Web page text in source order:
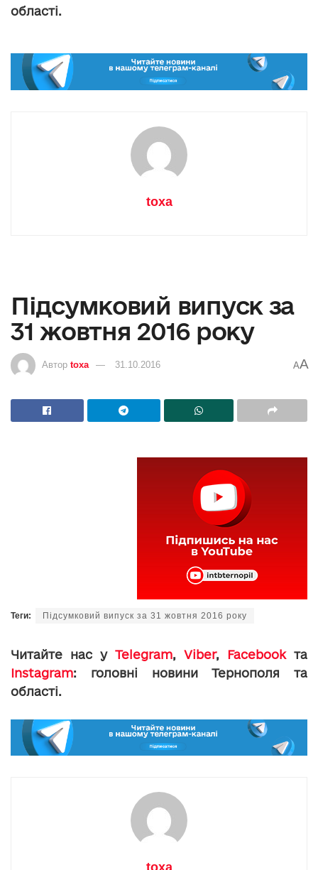
області.
toxa
Підсумковий випуск за
31 жовтня 2016 року
Автор toxa 31.10.2016 AA
Теги: Підсумковий випуск за 31 жовтня 2016 року
Читайте нас у Telegram, Viber, Facebookта
Instagram: головні новини Тернополя та
області.